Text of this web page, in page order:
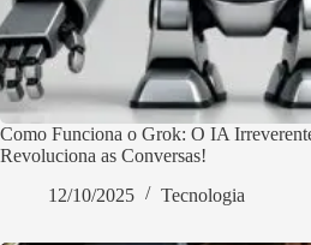
Como Funciona o Grok: O IA
Revoluciona as Conversas!
12/10/2025
Tecnologia